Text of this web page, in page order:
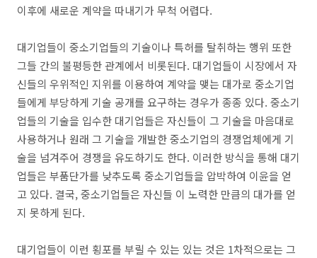
이후에 새로운 계약을 따내기가 무척 어렵다.
대기업들이 중소기업들의 기술이나 특허를 탈취하는 행위 또한
그들 간의 불평등한 관계에서 비롯된다. 대기업들이 시장에서 자
신들의 우위적인 지위를 이용하여 계약을 맺는 대가로 중소기업
들에게 부당하게 기술 공개를 요구하는 경우가 종종 있다. 중소기
업들의 기술을 입수한 대기업들은 자신들이 그 기술을 마음대로
사용하거나 원래 그 기술을 개발한 중소기업의 경쟁업체에게 기
술을 넘겨주어 경쟁을 유도하기도 한다. 이러한 방식을 통해 대기
업들은 부품단가를 낮추도록 중소기업들을 압박하여 이윤을 얻
고 있다. 결국, 중소기업들은 자신들 이 노력한 만큼의 대가를 얻
지 못하게 된다.
대기업들이 이런 횡포를 부릴 수 있는 있는 것은 1차적으로는 그